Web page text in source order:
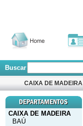
Buscar
CAIXA DE MADEIRA
CAIXA DE MADEIRA
BAÚ